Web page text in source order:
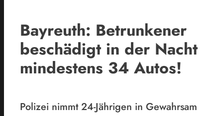
Bayreuth: Betrunkener
beschädigt in der Nacht
mindestens 34 Autos!
Polizei nimmt 24-Jährigen in Gewahrsam